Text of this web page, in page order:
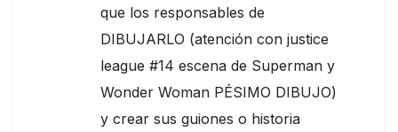
que los responsables de
DIBUJARLO (atención con justice
league #14 escena de Superman y
Wonder Woman PÉSIMO DIBUJO)
y crear sus guiones o historia